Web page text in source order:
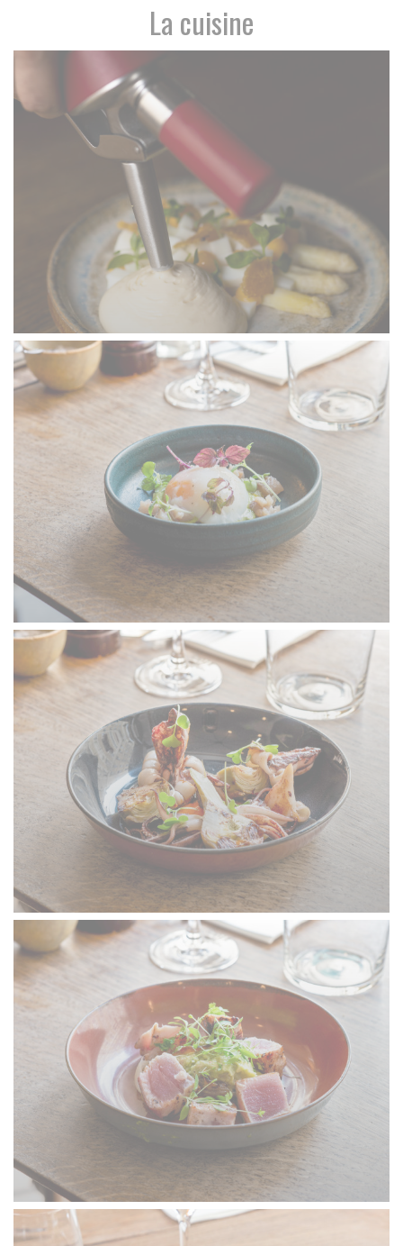
La cuisine